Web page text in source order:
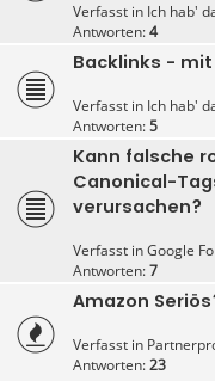
Verfasst in Ich hab'
Antworten:4
Backlinks -
Verfasst in Ich hab'
Antworten:5
Kann falsche
Canonical-
verursachen?
Verfasst inGoogle
Antworten:7
Amazon
Verfasst in
Antworten:23